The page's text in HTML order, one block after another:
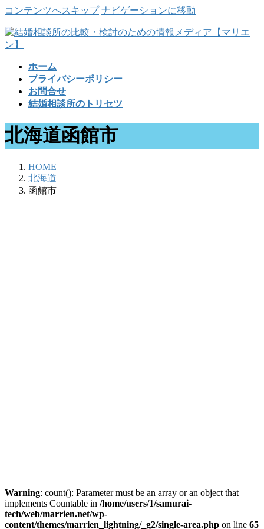
コンテンツへスキップ ナビゲーションに移動
ホーム
プライバシーポリシー
お問合せ
結婚相談所のトリセツ
北海道函館市
HOME
北海道
函館市
Warning: count(): Parameter must be an array or an object that
implements Countable in /home/users/1/samurai-
tech/web/marrien.net/wp-
content/themes/marrien_lightning/_g2/single-area.php on line 65